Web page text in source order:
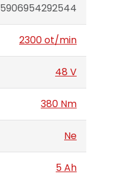
5906954292544
2300 ot/min
48 V
380 Nm
Ne
5 Ah